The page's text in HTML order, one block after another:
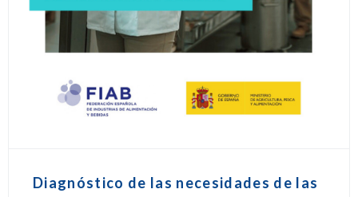
Diagnóstico de las necesidades de las